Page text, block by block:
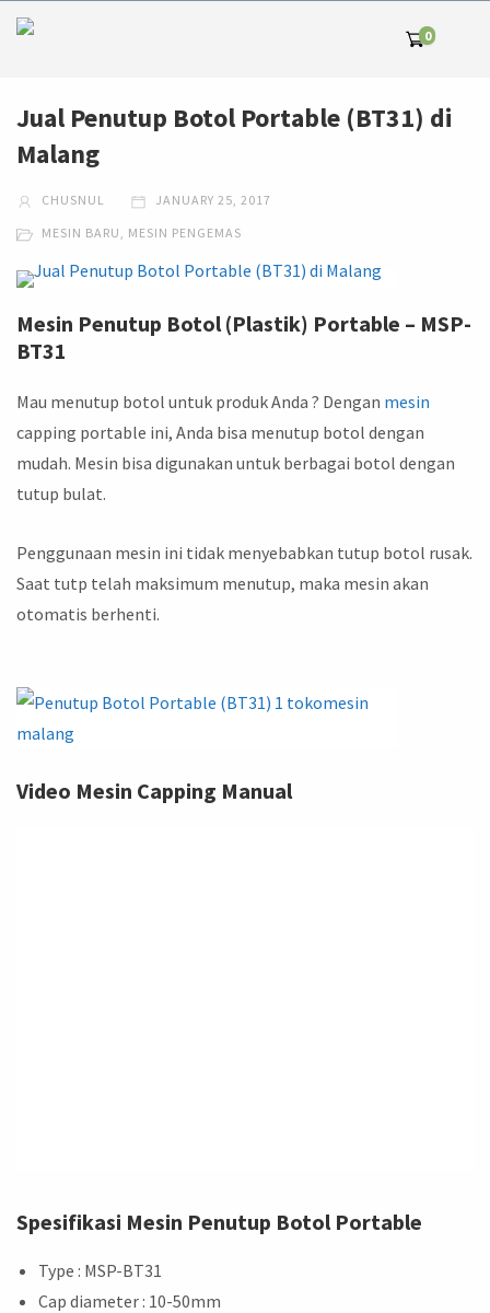
0
Jual Penutup Botol Portable (BT31) di
Malang
CHUSNUL JANUARY 25, 2017
MESIN BARU, MESIN PENGEMAS
Mesin Penutup Botol (Plastik) Portable – MSP-
BT31
Mau menutup botol untuk produk Anda ? Dengan mesin
capping portable ini, Anda bisa menutup botol dengan
mudah. Mesin bisa digunakan untuk berbagai botol dengan
tutup bulat.
Penggunaan mesin ini tidak menyebabkan tutup botol rusak.
Saat tutp telah maksimum menutup, maka mesin akan
otomatis berhenti.
Video Mesin Capping Manual
Spesifikasi Mesin Penutup Botol Portable
Type : MSP-BT31
Cap diameter : 10-50mm